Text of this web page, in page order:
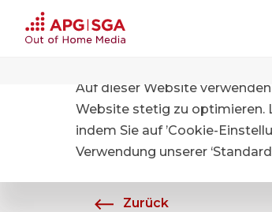
Über APG|SGA Medien
Zurück
Auf dieser Website
Website stetig zu optimieren.
indem Sie auf ’Cookie-
Verwendung unserer